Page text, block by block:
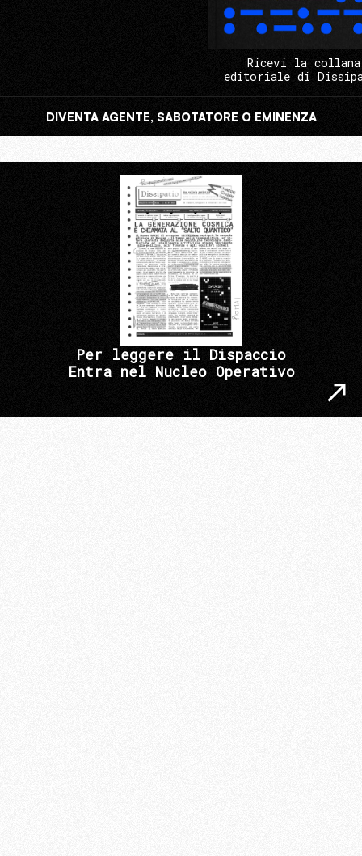
Ricevi la collana
editoriale di
DIVENTA AGENTE, SABOTATORE O EMINENZA
Per leggere il Dispaccio
Entra nel Nucleo Operativo